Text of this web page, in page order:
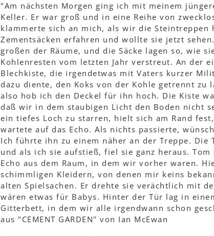
"Am nächsten Morgen ging ich mit meinem
Keller. Er war groß und in eine Reihe von
klammerte sich an mich, als wir die Steintreppen
Zementsäcken erfahren und wollte sie jetzt
großen der Räume, und die Säcke lagen so, wie
Kohlenresten vom letzten Jahr verstreut. An der
Blechkiste, die irgendetwas mit Vaters kurzer
dazu diente, den Koks von der Kohle getrennt zu
also hob ich den Deckel für ihn hoch. Die Kiste
daß wir in dem staubigen Licht den Boden nicht
ein tiefes Loch zu starren, hielt sich am Rand
wartete auf das Echo. Als nichts passierte,
Ich führte ihn zu einem näher an der Treppe. Die
und als ich sie aufstieß, fiel sie ganz heraus.
Echo aus dem Raum, in dem wir vorher waren.
schimmligen Kleidern, von denen mir keins
alten Spielsachen. Er drehte sie verächtlich mit
wären etwas für Babys. Hinter der Tür lag in
Gitterbett, in dem wir alle irgendwann schon
aus "CEMENT GARDEN" von Ian McEwan